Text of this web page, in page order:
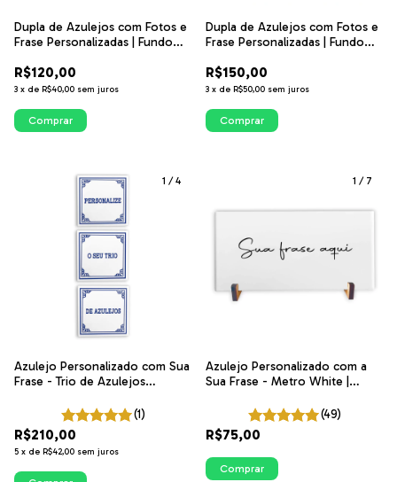
Dupla de Azulejos com Fotos e
Frase Personalizadas | Fundo
R$120,00
3 x de R$40,00 sem juros
Comprar
Dupla de Azulejos com Fotos e
Frase Personalizadas | Fundo
R$150,00
3 x de R$50,00 sem juros
Comprar
1 /4
Azulejo Personalizado com Sua
Frase - Trio de Azulejos
(1)
R$210,00
5 x de R$42,00 sem juros
1 / 7
Azulejo Personalizado com a
Sua Frase - Metro White |
(49)
R$75,00
Comprar